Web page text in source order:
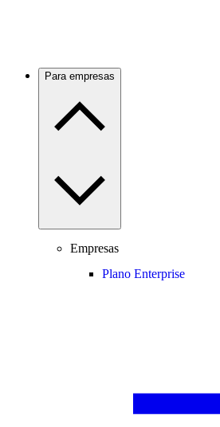
Para empresas
Empresas
Plano Enterprise